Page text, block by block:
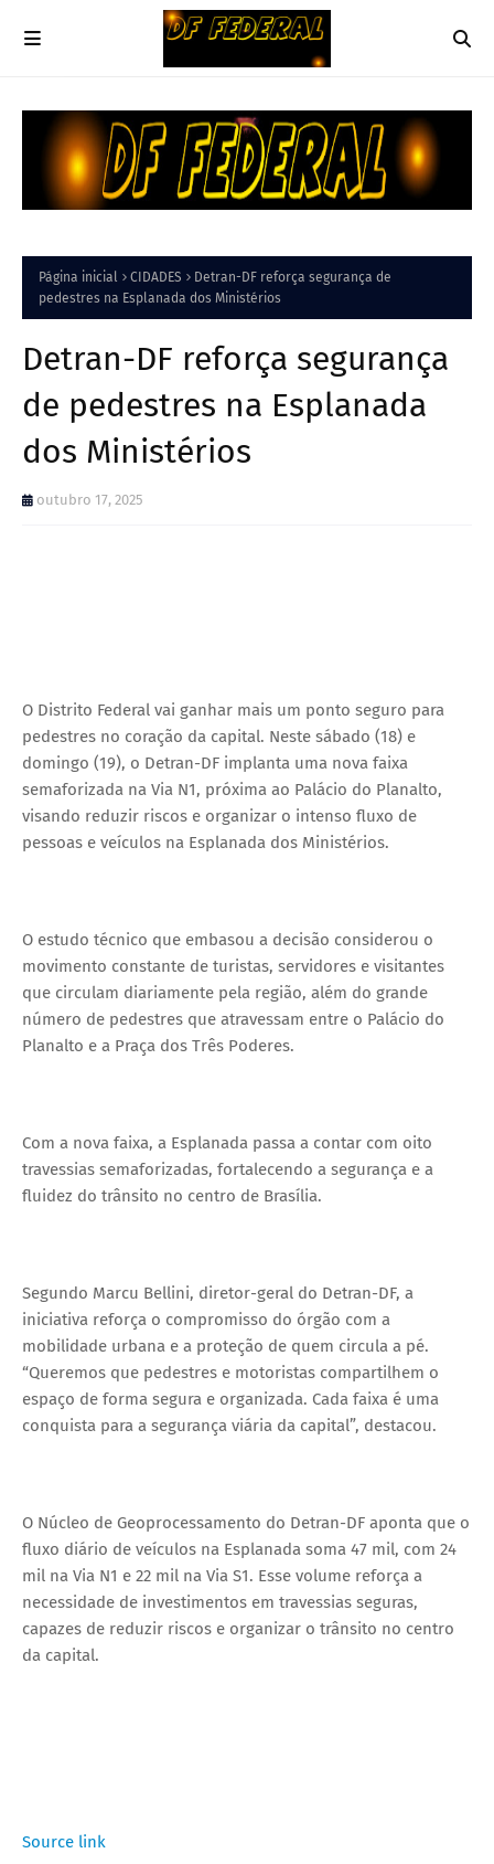
Página inicial CIDADES
Detran-DF reforça segurança de
pedestres na Esplanada dos Ministérios
Detran-DF reforça segurança
de pedestres na Esplanada
dos Ministérios
outubro 17, 2025
O Distrito Federal vai ganhar mais um ponto seguro para
pedestres no coração da capital. Neste sábado (18) e
domingo (19), o Detran-DF implanta uma nova faixa
semaforizada na Via N1, próxima ao Palácio do Planalto,
visando reduzir riscos e organizar o intenso fluxo de
pessoas e veículos na Esplanada dos Ministérios.
O estudo técnico que embasou a decisão considerou o
movimento constante de turistas, servidores e visitantes
que circulam diariamente pela região, além do grande
número de pedestres que atravessam entre o Palácio do
Planalto e a Praça dos Três Poderes.
Com a nova faixa, a Esplanada passa a contar com oito
travessias semaforizadas, fortalecendo a segurança e a
fluidez do trânsito no centro de Brasília.
Segundo Marcu Bellini, diretor-geral do Detran-DF, a
iniciativa reforça o compromisso do órgão com a
mobilidade urbana e a proteção de quem circula a pé.
“Queremos que pedestres e motoristas compartilhem o
espaço de forma segura e organizada. Cada faixa é uma
conquista para a segurança viária da capital”, destacou.
O Núcleo de Geoprocessamento do Detran-DF aponta que o
fluxo diário de veículos na Esplanada soma 47 mil, com 24
mil na Via N1 e 22 mil na Via S1. Esse volume reforça a
necessidade de investimentos em travessias seguras,
capazes de reduzir riscos e organizar o trânsito no centro
da capital.
Source link